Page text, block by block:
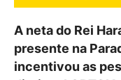
A neta do Rei
presente na
incentivou as